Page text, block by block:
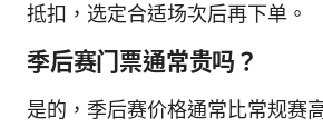
抵扣，选定合适场次后再下单。
季后赛门票通常贵吗？
是的，季后赛价格通常比常规赛